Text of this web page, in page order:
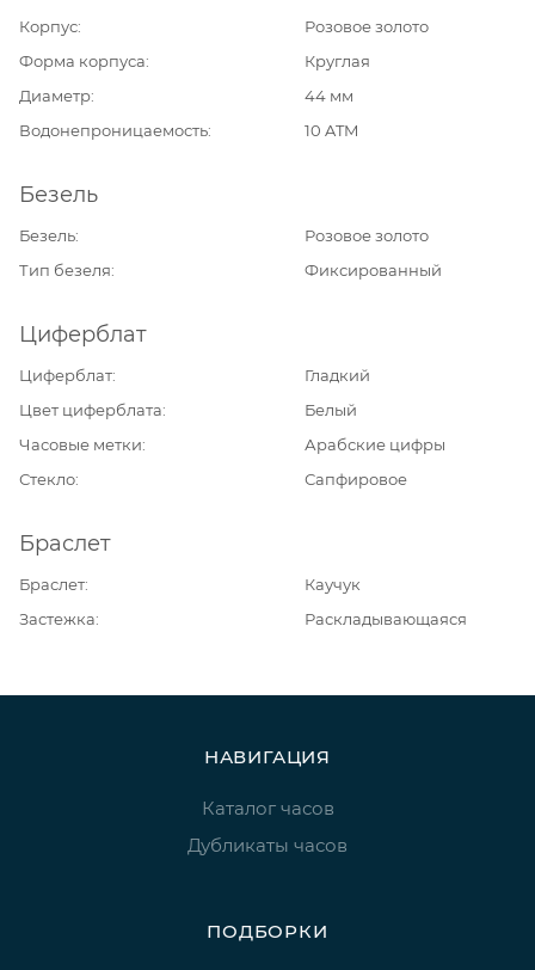
Корпус
Розовое золото
Форма корпуса
Круглая
Диаметр
44 мм
Водонепроницаемость
10 ATM
Безель
Безель
Розовое золото
Тип безеля
Фиксированный
Циферблат
Циферблат
Гладкий
Цвет циферблата
Белый
Часовые метки
Арабские цифры
Стекло
Сапфировое
Браслет
Браслет
Каучук
Застежка
Раскладывающаяся
НАВИГАЦИЯ
Каталог часов
Дубликаты часов
ПОДБОРКИ